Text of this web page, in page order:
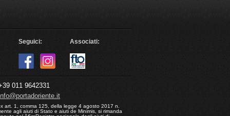
Seguici: Associati:
011 9642331
art. 1, comma 125, della legge 4 agosto 2017 n.
agli aiuti di Stato e aiuti de Minimis, si rimanda